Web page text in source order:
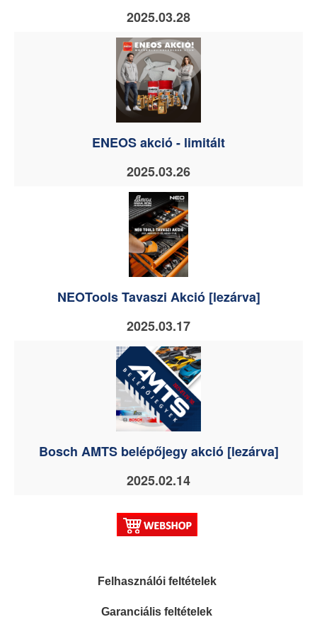
2025.03.28
ENEOS akció - limitált
2025.03.26
NEOTools Tavaszi Akció [lezárva]
2025.03.17
Bosch AMTS belépőjegy akció [lezárva]
2025.02.14
Felhasználói feltételek
Garanciális feltételek